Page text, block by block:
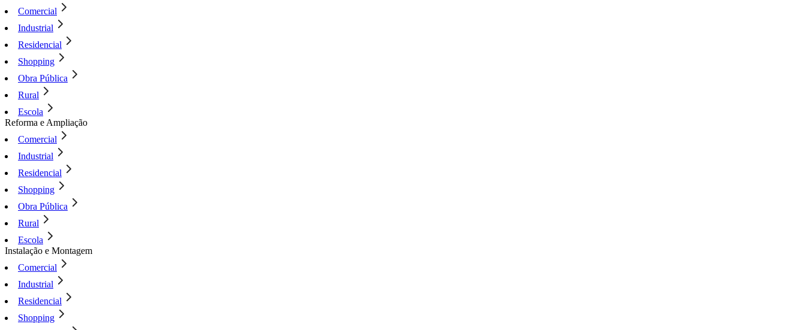
Comercial
Industrial
Residencial
Shopping
Obra Pública
Rural
Escola
Reforma e Ampliação
Comercial
Industrial
Residencial
Shopping
Obra Pública
Rural
Escola
Instalação e Montagem
Comercial
Industrial
Residencial
Shopping